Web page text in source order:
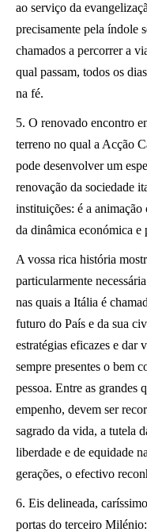
ao serviço da
precisamente pela índole
chamados a percorrer a
qual passam, todos os
na fé.
5. O renovado encontro
terreno no qual a Acção
pode desenvolver um
renovação da sociedade
instituições: é a
da dinâmica económica e
A vossa rica história
particularmente
nas quais a Itália é
futuro do País e da sua
estratégias eficazes e dar
sempre presentes o bem
pessoa. Entre as grandes
empenho, devem ser
sagrado da vida, a tutela
liberdade e de equidade
gerações, o efectivo
6. Eis delineada,
portas do terceiro